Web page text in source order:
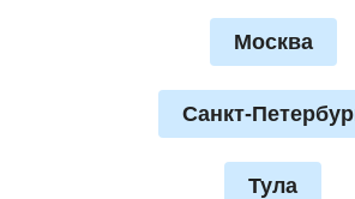
Москва
Санкт-
Тула